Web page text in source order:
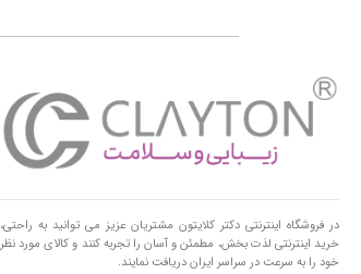
در فروشگاه اینترنتی دکتر کلایتون مشتريان عزیز می توانيد به راحتی،
خرید اینترنتی لذت بخش، مطمئن و آسان را تجربه کنند و کالای مورد نظر
خود را به سرعت در سراسر ایران دریافت نمایند.